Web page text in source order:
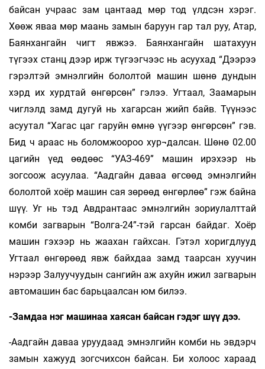
байсан учраас зам цантаад мөр тод үлдсэн хэрэг.
Хөөж яваа мөр маань замын баруун гар тал руу, Атар,
Баянхангайн чигт явжээ. Баянхангайн шатахуун
түгээх станц дээр ирж түгээгчээс нь асуухад “Дээрээ
гэрэлтэй эмнэлгийн бололтой машин шөнө дундын
хэрд их хурдтай өнгөрсөн” гэлээ. Угтаал, Заамарын
чиглэлд замд дугуй нь хагарсан жийп байв. Түүнээс
асуутал “Хагас цаг гаруйн өмнө үүгээр өнгөрсөн” гэв.
Бид ч араас нь боломжоороо хур¬далсан. Шөнө 02.00
цагийн үед өөдөөс “УАЗ-469” машин ирэхээр нь
зогсоож асуулаа. “Аадгайн даваа өгсөөд эмнэлгийн
бололтой хоёр машин сая зөрөөд өнгөрлөө” гэж байна
шүү. Уг нь тэд Авдрантаас эмнэлгийн зориулалттай
комби загварын “Волга-24”-тэй гарсан байдаг. Хоёр
машин гэхээр нь жаахан гайхсан. Гэтэл хоригдлууд
Угтаал өнгөрөөд явж байхдаа замд таарсан хуучин
нэрээр Залуучуудын сангийн аж ахуйн ижил загварын
автомашин бас барьцаалсан юм билээ.
-Замдаа нэг машинаа хаясан байсан гэдэг шүү дээ.
-Аадгайн даваа уруудаад эмнэлгийн комби нь эвдэрч
замын хажууд зогсчихсон байсан. Би холоос хараад